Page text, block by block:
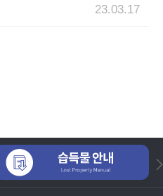
23.03.17